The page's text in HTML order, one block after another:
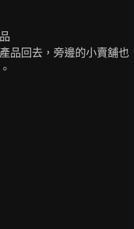
品回去，旁邊的小賣舖也